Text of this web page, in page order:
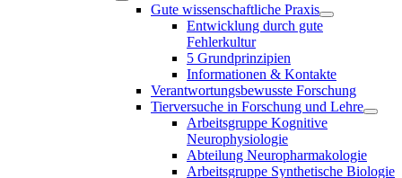
Gute wissenschaftliche Praxis
Entwicklung durch gute
Fehlerkultur
5 Grundprinzipien
Informationen & Kontakte
Verantwortungsbewusste Forschung
Tierversuche in Forschung und Lehre
Arbeitsgruppe Kognitive
Neurophysiologie
Abteilung Neuropharmakologie
Arbeitsgruppe Synthetische Biologie